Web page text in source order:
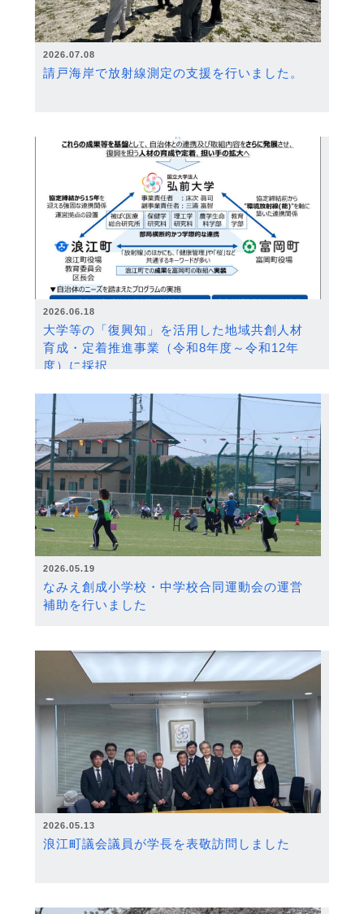
2026.07.08
請戸海岸で放射線測定の支援を行いました。
2026.06.18
大学等の「復興知」を活用した地域共創人材
育成・定着推進事業（令和8年度～令和12年
度）に採択
2026.05.19
なみえ創成小学校・中学校合同運動会の運営
補助を行いました
2026.05.13
浪江町議会議員が学長を表敬訪問しました